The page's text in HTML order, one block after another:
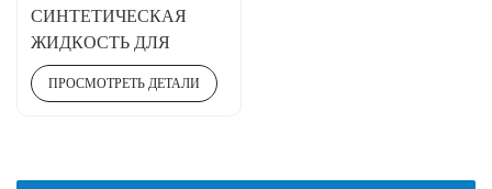
СИНТЕТИЧЕСКАЯ
ЖИДКОСТЬ ДЛЯ
АВТОМАТИЧЕСКИХ
ТРАНСМИССИЙ ATF 6-
ПРОСМОТРЕТЬ ДЕТАЛИ